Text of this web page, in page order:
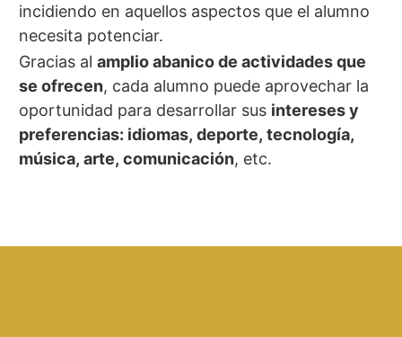
incidiendo en aquellos aspectos que el alumno
necesita potenciar.
Gracias al amplio abanico de actividades que
se ofrecen, cada alumno puede aprovechar la
oportunidad para desarrollar sus intereses y
preferencias: idiomas, deporte, tecnología,
música, arte, comunicación, etc.